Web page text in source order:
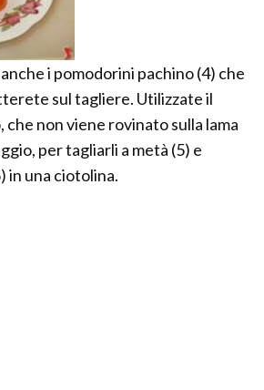
i pomodorini pachino (4) che
sul tagliere. Utilizzate il
non viene rovinato sulla lama
per tagliarli a metà (5) e
in una ciotolina.